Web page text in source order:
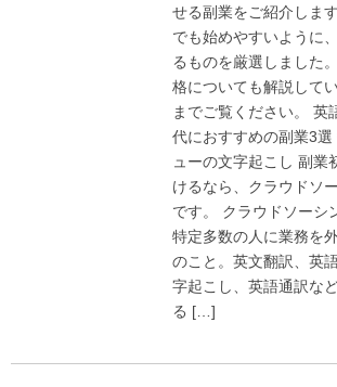
せる副業をご紹介しま
でも始めやすいように
るものを厳選しました
格についても解説して
までご覧ください。 英
代におすすめの副業3
ューの文字起こし 副業
けるなら、クラウドソ
です。 クラウドソーシ
特定多数の人に業務を
のこと。英文翻訳、英
字起こし、英語通訳な
る […]